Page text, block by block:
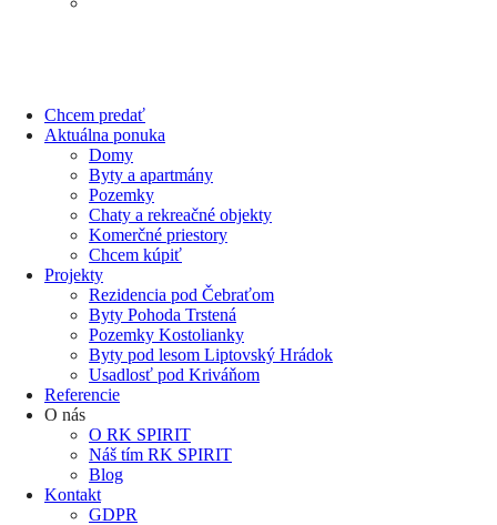
Chcem predať
Aktuálna ponuka
Domy
Byty a apartmány
Pozemky
Chaty a rekreačné objekty
Komerčné priestory
Chcem kúpiť
Projekty
Rezidencia pod Čebraťom
Byty Pohoda Trstená
Pozemky Kostolianky
Byty pod lesom Liptovský Hrádok
Usadlosť pod Kriváňom
Referencie
O nás
O RK SPIRIT
Náš tím RK SPIRIT
Blog
Kontakt
GDPR